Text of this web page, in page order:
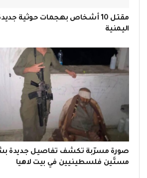
مقتل 10 أشخاص بهجمات حوثية
اليمنية
صورة مسرّبة تكشف تفاصيل جديدة
مسنَّين فلسطينيين في بيت لاهيا